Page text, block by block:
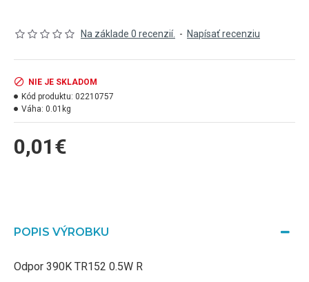
Na základe 0 recenzií. - Napísať recenziu
0,01€
NIE JE SKLADOM
Kód produktu: 02210757
Váha: 0.01kg
POPIS VÝROBKU
Odpor 390K TR152 0.5W R